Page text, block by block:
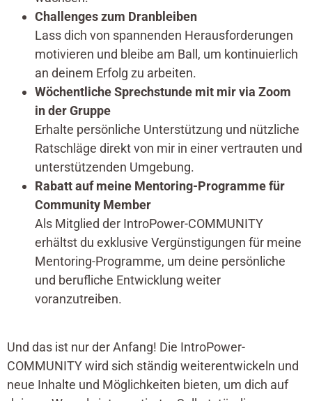
Challenges zum Dranbleiben
Lass dich von spannenden Herausforderungen
motivieren und bleibe am Ball, um kontinuierlich
an deinem Erfolg zu arbeiten.
Wöchentliche Sprechstunde mit mir via Zoom
in der Gruppe
Erhalte persönliche Unterstützung und nützliche
Ratschläge direkt von mir in einer vertrauten und
unterstützenden Umgebung.
Rabatt auf meine Mentoring-Programme für
Community Member
Als Mitglied der IntroPower-COMMUNITY
erhältst du exklusive Vergünstigungen für meine
Mentoring-Programme, um deine persönliche
und berufliche Entwicklung weiter
voranzutreiben.
Und das ist nur der Anfang! Die IntroPower-
COMMUNITY wird sich ständig weiterentwickeln und
neue Inhalte und Möglichkeiten bieten, um dich auf